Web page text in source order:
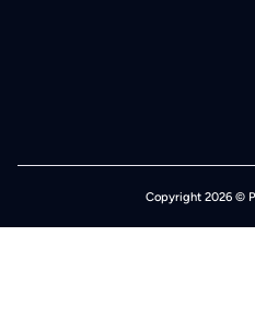
Copyright 2026 ©